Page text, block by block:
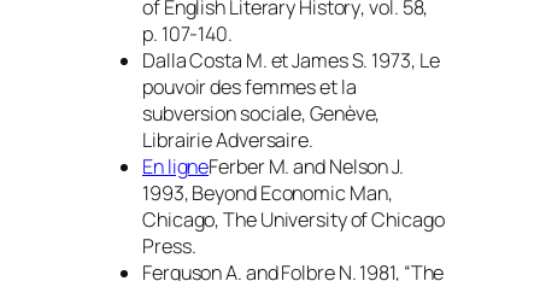
of English Literary History, vol. 58,
p. 107-140.
Dalla Costa M. et James S. 1973, Le
pouvoir des femmes et la
subversion sociale, Genève,
Librairie Adversaire.
En ligneFerber M. and Nelson J.
1993,Beyond Economic Man,
Chicago, The University of Chicago
Press.
Ferguson A. and Folbre N. 1981, “The